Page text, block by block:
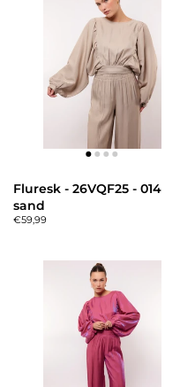
Fluresk - 26VQF25 - 014
sand
€59,99